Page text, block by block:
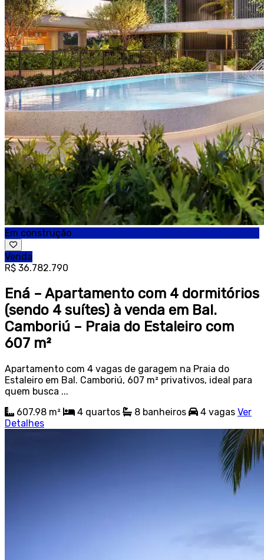
Em construção
Venda
R$ 36.782.790
Ená – Apartamento com 4 dormitórios
(sendo 4 suítes) à venda em Bal.
Camboriú – Praia do Estaleiro com
607 m²
Apartamento com 4 vagas de garagem na Praia do
Estaleiro em Bal. Camboriú, 607 m² privativos, ideal para
quem busca ...
607.98 m²
4 quartos 8 banheiros 4 vagas Ver
Detalhes